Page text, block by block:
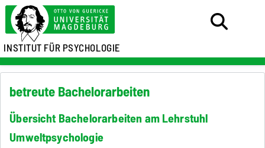
INSTITUT FÜR PSYCHOLOGIE
betreute Bachelorarbeiten
Übersicht Bachelorarbeiten am Lehrstuhl
Umweltpsychologie